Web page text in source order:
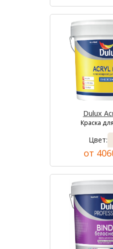
Dulux
Краска
Цвет:
от